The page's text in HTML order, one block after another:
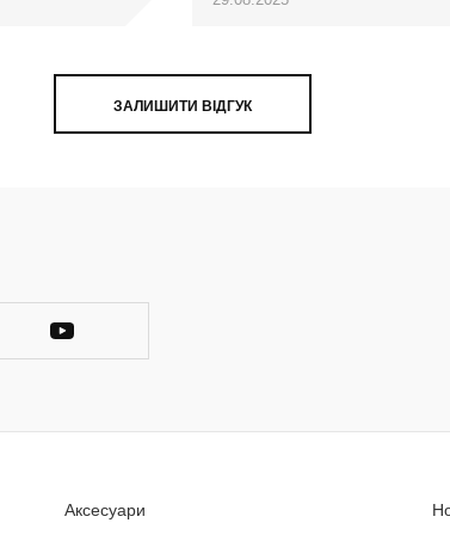
ЗАЛИШИТИ ВІДГУК
Аксесуари